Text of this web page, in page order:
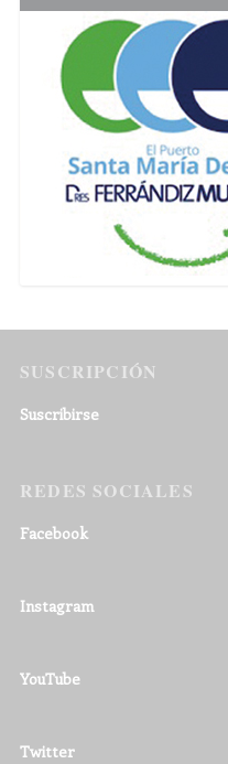
SUSCRIPCIÓN
Suscribirse
REDES SOCIALES
Facebook
Instagram
YouTube
Twitter